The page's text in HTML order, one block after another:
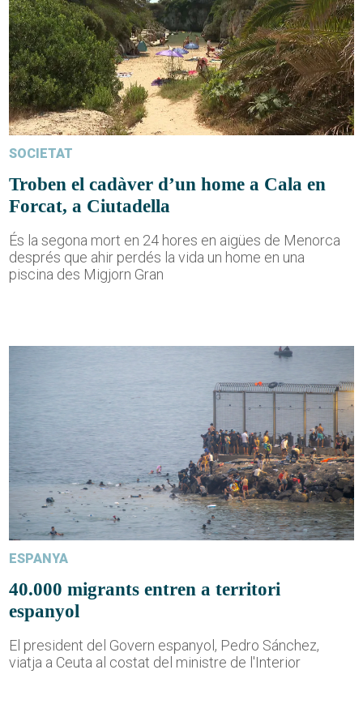
SOCIETAT
Troben el cadàver d’un home a Cala en
Forcat, a Ciutadella
És la segona mort en 24 hores en aigües de Menorca
després que ahir perdés la vida un home en una
piscina des Migjorn Gran
ESPANYA
40.000 migrants entren a territori
espanyol
El president del Govern espanyol, Pedro Sánchez,
viatja a Ceuta al costat del ministre de l'Interior